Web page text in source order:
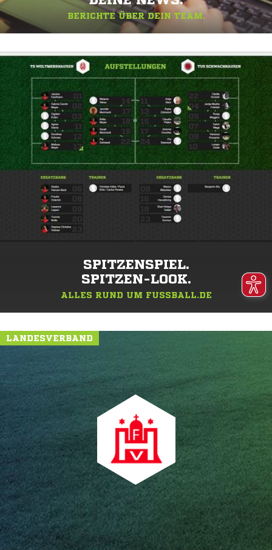
BERICHTE ÜBER DEIN TEAM.
SPITZENSPIEL.
SPITZEN-LOOK.
ALLES RUND UM FUSSBALL.DE
LANDESVERBAND